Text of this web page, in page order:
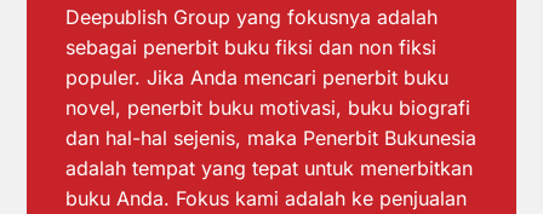
Deepublish Group yang fokusnya adalah
sebagai penerbit buku fiksi dan non fiksi
populer. Jika Anda mencari penerbit buku
novel, penerbit buku motivasi, buku biografi
dan hal-hal sejenis, maka Penerbit Bukunesia
adalah tempat yang tepat untuk menerbitkan
buku Anda. Fokus kami adalah ke penjualan